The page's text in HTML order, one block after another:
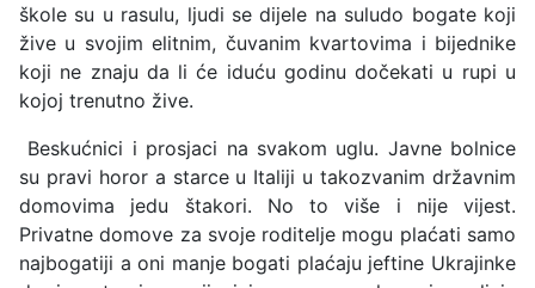
škole su u rasulu, ljudi se dijele na suludo bogate koji
žive u svojim elitnim, čuvanim kvartovima i bijednike
koji ne znaju da li će iduću godinu dočekati u rupi u
kojoj trenutno žive.
Beskućnici i prosjaci na svakom uglu. Javne bolnice
su pravi horor a starce u Italiji u takozvanim državnim
domovima jedu štakori. No to više i nije vijest.
Privatne domove za svoje roditelje mogu plaćati samo
najbogatiji a oni manje bogati plaćaju jeftine Ukrajinke